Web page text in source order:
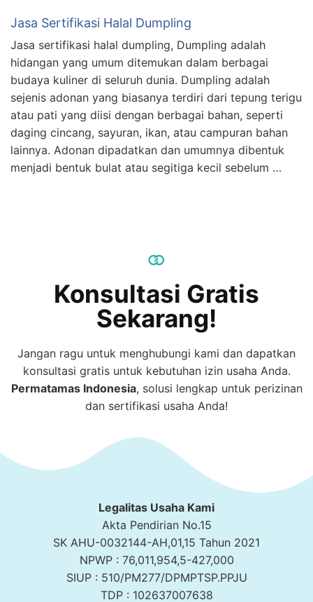
Jasa Sertifikasi Halal Dumpling
Jasa sertifikasi halal dumpling, Dumpling adalah
hidangan yang umum ditemukan dalam berbagai
budaya kuliner di seluruh dunia. Dumpling adalah
sejenis adonan yang biasanya terdiri dari tepung terigu
atau pati yang diisi dengan berbagai bahan, seperti
daging cincang, sayuran, ikan, atau campuran bahan
lainnya. Adonan dipadatkan dan umumnya dibentuk
menjadi bentuk bulat atau segitiga kecil sebelum …
Konsultasi Gratis
Sekarang!
Jangan ragu untuk menghubungi kami dan dapatkan
konsultasi gratis untuk kebutuhan izin usaha Anda.
PermatamasIndonesia, solusi lengkap untuk perizinan
dan sertifikasi usaha Anda!
Legalitas Usaha Kami
Akta Pendirian No.15
SK AHU-0032144-AH,01,15 Tahun 2021
NPWP : 76,011,954,5-427,000
SIUP : 510/PM277/DPMPTSP.PPJU
TDP : 102637007638